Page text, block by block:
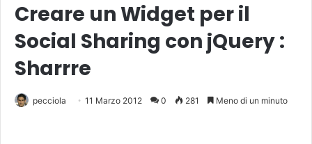
Creare un Widget per il
Social Sharing con jQuery :
Sharrre
pecciola 11 Marzo 2012 0 281 Meno di un minuto